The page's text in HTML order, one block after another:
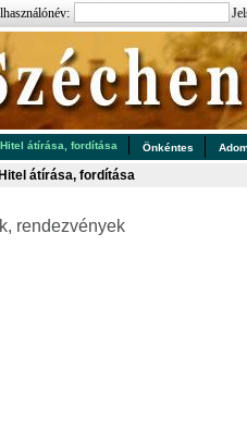
Hitel átírása, fordítása Önkéntes
Hitel átírása, fordítása
rendezvények